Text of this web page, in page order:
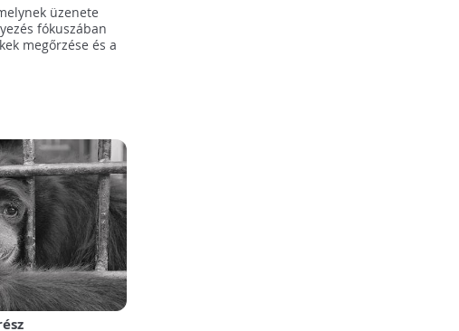
üzenete
fókuszában
megőrzése és a